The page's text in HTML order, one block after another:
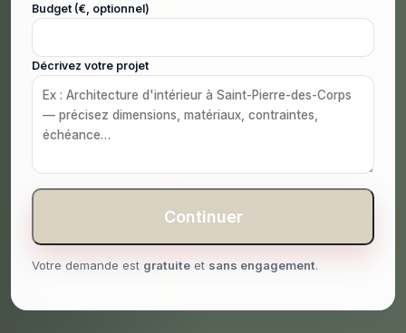
Budget (€, optionnel)
Décrivez votre projet
Continuer
Votre demande est gratuite et sans engagement.